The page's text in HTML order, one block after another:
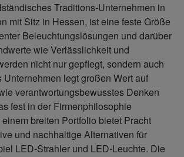
Traditions-Unternehmen in
mit Sitz in Hessen, ist eine feste Größe
Beleuchtungslösungen und darüber
wie Verlässlichkeit und
nicht nur gepflegt, sondern auch
Unternehmen legt großen Wert auf
verantwortungsbewusstes Denken
fest in der Firmenphilosophie
breiten Portfolio bietet Pracht
und nachhaltige Alternativen für
LED-Strahler und LED-Leuchte. Die